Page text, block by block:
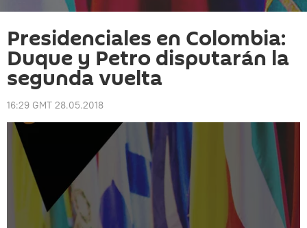
Presidenciales en Colombia:
Duque y Petro disputarán la
segunda vuelta
16:29 GMT 28.05.2018